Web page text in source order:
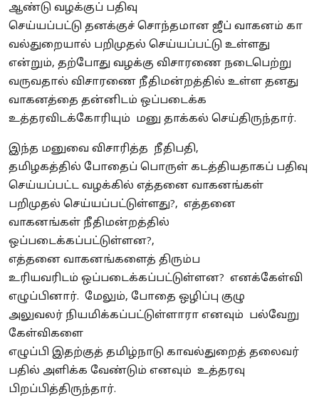
ஆண்டு வழக்குப் பதிவு
செய்யப்பட்டு தனக்குச் சொந்தமான ஜீப் வாகனம் கா
வல்துறையால் பறிமுதல் செய்யப்பட்டு உள்ளது
என்றும், தற்போது வழக்கு விசாரணை நடைபெற்று
வருவதால் விசாரணை நீதிமன்றத்தில் உள்ள தனது
வாகனத்தை தன்னிடம் ஒப்படைக்க
உத்தரவிடக்கோரியும் மனு தாக்கல் செய்திருந்தார்.
இந்த மனுவை விசாரித்த நீதிபதி,
தமிழகத்தில் போதைப் பொருள் கடத்தியதாகப் பதிவு
செய்யப்பட்ட வழக்கில் எத்தனை வாகனங்கள்
பறிமுதல் செய்யப்பட்டுள்ளது?, எத்தனை
வாகனங்கள் நீதிமன்றத்தில்
ஒப்படைக்கப்பட்டுள்ளன?,
எத்தனை வாகனங்களைத் திரும்ப
உரியவரிடம் ஒப்படைக்கப்பட்டுள்ளன? எனக்கேள்வி
எழுப்பினார். மேலும், போதை ஒழிப்பு குழு
அலுவலர் நியமிக்கப்பட்டுள்ளாரா எனவும் பல்வேறு
கேள்விகளை
எழுப்பி இதற்குத் தமிழ்நாடு காவல்துறைத் தலைவர்
பதில் அளிக்க வேண்டும் எனவும் உத்தரவு
பிறப்பித்திருந்தார்.